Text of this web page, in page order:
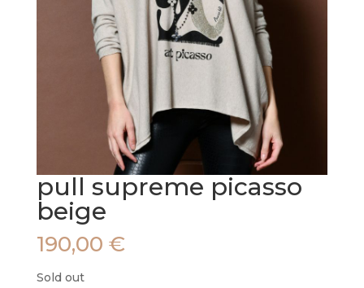
pull supreme picasso
beige
190,00 €
Sold out